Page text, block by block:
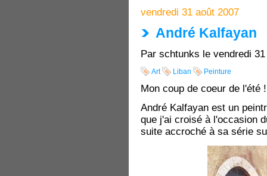
vendredi 31 août 2007
André Kalfayan
Par schtunks le vendredi
Art Liban Peinture
Mon coup de coeur de l'été !
André Kalfayan est un
que j'ai croisé à l'occasion
suite accroché à sa série